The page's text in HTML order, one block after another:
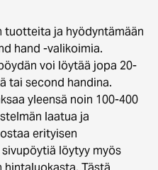
tuotteita ja hyödyntämään
hand -valikoimia.
voi löytää jopa 20-
tai second handina.
yleensä noin 100-400
laatua ja
erityisen
löytyy myös